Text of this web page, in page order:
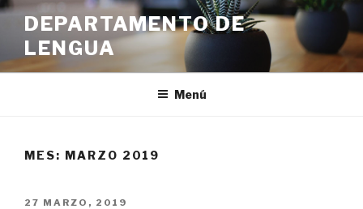
Ir
contenido
DEPARTAMENTO DE
LENGUA
Menú
MES: MARZO 2019
PUBLICADO
27 MARZO, 2019